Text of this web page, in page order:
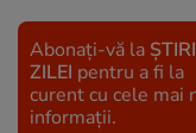
Abonați-vă la
ZILEI pentru a fi la
curent cu cele mai
informații.